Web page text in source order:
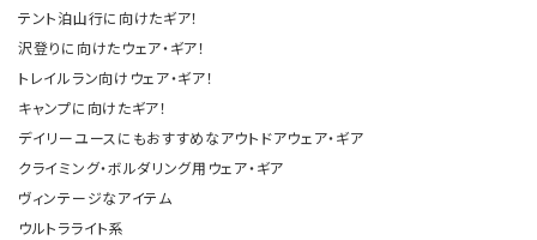
テント泊山行に向けたギア！
沢登りに向けたウェア・ギア！
トレイルラン向けウェア・ギア！
キャンプに向けたギア！
デイリーユースにもおすすめなアウトドアウェア・ギア
クライミング・ボルダリング用ウェア・ギア
ヴィンテージなアイテム
ウルトラライト系